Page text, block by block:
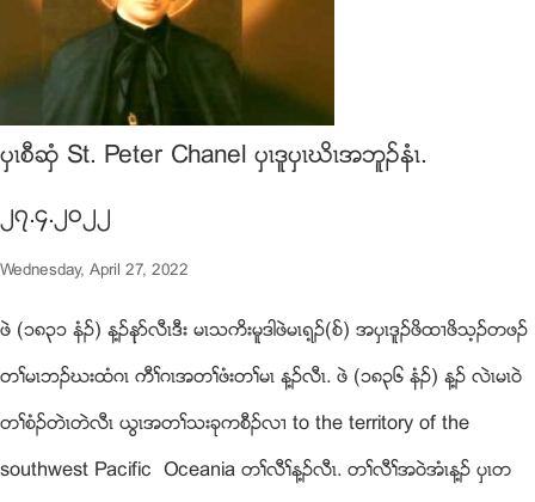
ပွၚစီဆွံ St. Peter Chanel ပွၚဒူပွၚဃိၚအဘူဥနံၚ.
၂၇.၄.၂၀၂၂
Wednesday, April 27, 2022
ဖဲ (၁၈၃၁ နံဥ) န႔ဥနုဏလီၚဒီး မၚသကိးမူဒါဖဲမၚရ့ဥ(စ္) အပွၚဒူဥဖိထ႕ဖိသ့ဥတဖဥ
တႈမၚဘဥဃးထံဂၚ ကီႈဂၚအတႈဖံးတႈမၚ န႔ဥလီၚ. ဖဲ (၁၈၃၆ နံဥ) န႔ဥ လဲၚမၚ၀ဲ
တႈစံဥတဲၚတဲလီၚ ဎြၚအတႈသးခုကစီဥလ႕ to the territory of the
southwest Pacific Oceania တႈလီႈန႔ဥလီၚ. တႈလီႈအ၀ဲအံၚန႔ဥ ပွၚတ